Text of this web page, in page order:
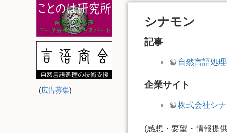
(広告募集)
シナモン
記事
自然言語処
企業サイト
株式会社シ
(感想・要望・情報提